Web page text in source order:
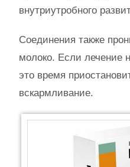
внутриутробного
Соединения также
молоко. Если лечение
это время
вскармливание.